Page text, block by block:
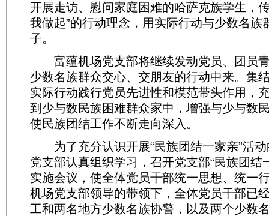
开展走访、慰问家庭困难的哈萨克族学生，
我做起”的行动理念，用实际行动与少数名族
子。
富蕴机场党支部将继续发动党员、团员
少数名族群众交心、交朋友的行动中来。集
实际行动践行党员先进性和模范带头作用，
到少与数民族困难群众家中，增强与少与数
使民族团结工作不断走向深入。
为了充分认识开展“民族团结一家亲”活动
党支部认真组织学习，召开党支部“民族团结
实施会议，使全体党员干部统一思想、统一
机场党支部领导的带领下，全体党员干部已
工和两名地方少数名族协警，以及两个少数